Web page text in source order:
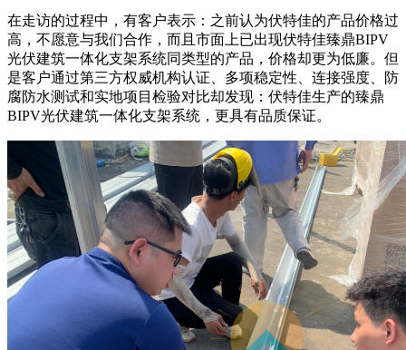
在走访的过程中，有客户表示：之前认为伏特佳的产品价格过
高，不愿意与我们合作，而且市面上已出现伏特佳臻鼎BIPV
光伏建筑一体化支架系统同类型的产品，价格却更为低廉。但
是客户通过第三方权威机构认证、多项稳定性、连接强度、防
腐防水测试和实地项目检验对比却发现：伏特佳生产的臻鼎
BIPV光伏建筑一体化支架系统，更具有品质保证。